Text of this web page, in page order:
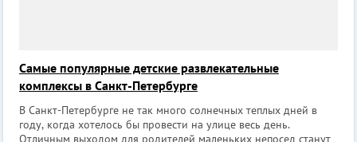
Самые популярные детские развлекательные
комплексы в Санкт-Петербурге
В Санкт-Петербурге не так много солнечных теплых дней в
году, когда хотелось бы провести на улице весь день.
Отличным выходом для родителей маленьких непосед станут